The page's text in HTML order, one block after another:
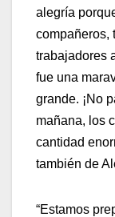
alegría
compañeros,
trabajadores
fue una
grande. ¡No
mañana, los
cantidad
también de
“Estamos